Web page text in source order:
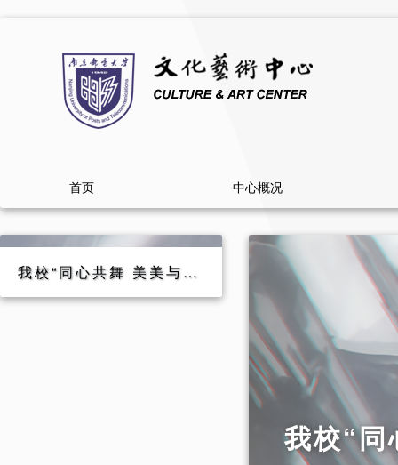
首页 中心概况
我校“同心共舞 美美与共”主题舞蹈比赛圆满举办
我校“